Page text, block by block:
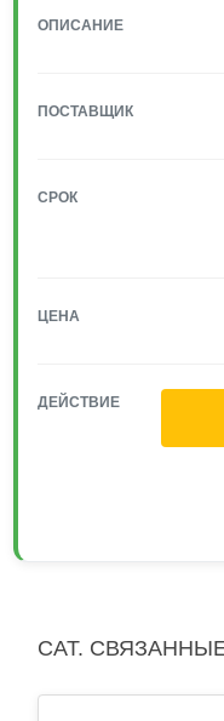
ОПИСАНИЕ
ПОСТАВЩИК
СРОК
ЦЕНА
ДЕЙСТВИЕ
CAT.